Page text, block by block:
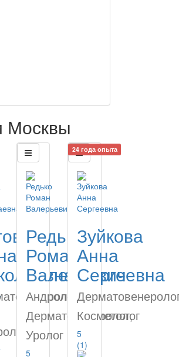
Москвы
Редько
Роман
Валерьевич
Андролог,
Дерматовенеролог,
Уролог
5
24 года опыта
Зуйкова
Анна
Сергеевна
Косметолог
5
(1)